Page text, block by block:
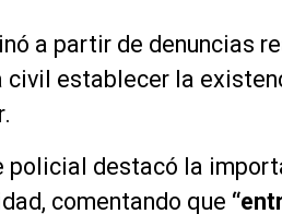
a partir de denuncias
establecer la
policial destacó la
comentando que